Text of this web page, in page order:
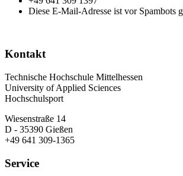
Diese E-Mail-Adresse ist vor Spambots
Kontakt
Technische Hochschule Mittelhessen
University of Applied Sciences
Hochschulsport
Wiesenstraße 14
D - 35390 Gießen
+49 641 309-1365
Service